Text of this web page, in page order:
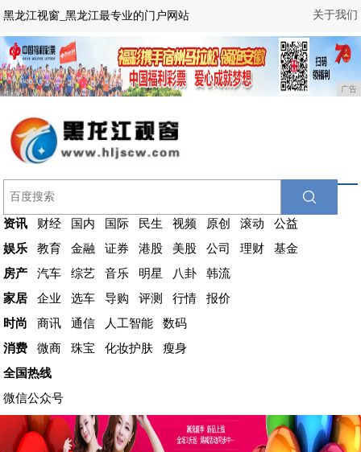
关于我们
黑龙江视窗_黑龙江最专业的门户网站
广告
资讯 财经 国内 国际 民生 视频 原创 滚动
公益
娱乐
教育 金融 证券 港股 美股 公司 理财
基金
房产
汽车 综艺 音乐 明星 八卦
韩流
家居
企业 选车 导购 评测 行情
报价
时尚
商讯 通信 人工智能
数码
消费
微商 珠宝 化妆护肤
瘦身
全国热线
微信公众号